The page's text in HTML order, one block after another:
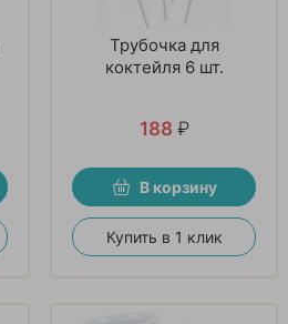
Трубочка для
коктейля 6 шт.
188 ₽
В корзину
Купить в 1 клик